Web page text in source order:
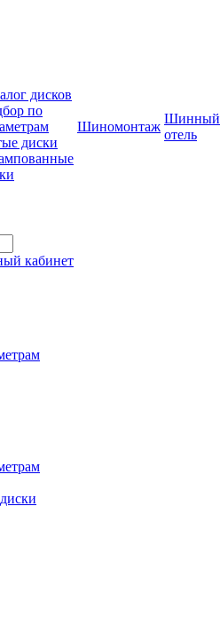
дисков
по
диски
Шиномонтаж
Шинный
отель
кабинет